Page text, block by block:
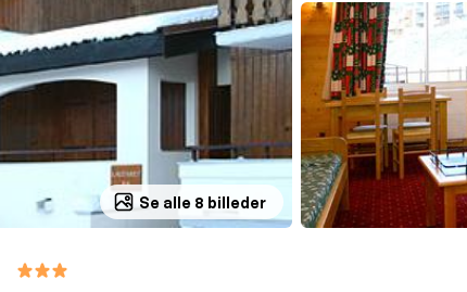
Se alle 8 billeder